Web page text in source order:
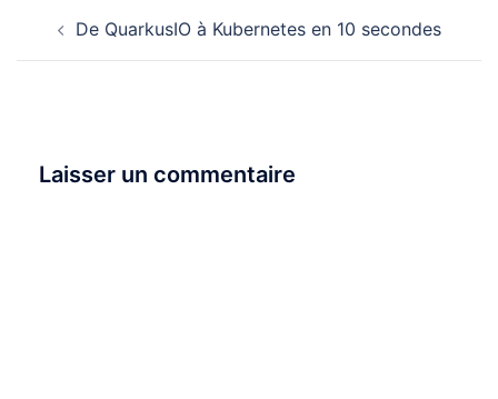
d’articleDe QuarkusIO à Kubernetes en 10 secondes
Laisser un commentaire